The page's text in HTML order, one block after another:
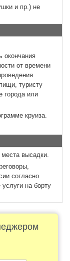
и пр.) не
окончания
от времени
туристу
города или
круиза.
высадки.
согласно
на борту